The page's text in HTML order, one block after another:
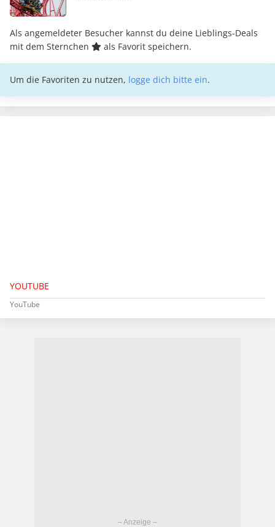
Als angemeldeter Besucher kannst du deine Lieblings-Deals
mit dem Sternchen
als Favorit speichern.
Um die Favoriten zu nutzen, logge dich bitte ein.
YOUTUBE
YouTube